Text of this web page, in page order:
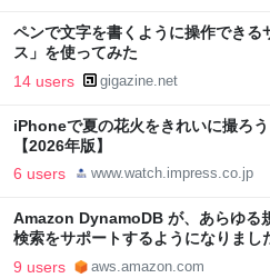
ペンで文字を書くように操作できる
ス」を使ってみた
14 users gigazine.net
iPhoneで夏の花火をきれいに撮ろ
【2026年版】
6 users www.watch.impress.co.jp
Amazon DynamoDB が、あらゆる
検索をサポートするようになりま
9 users aws.amazon.com